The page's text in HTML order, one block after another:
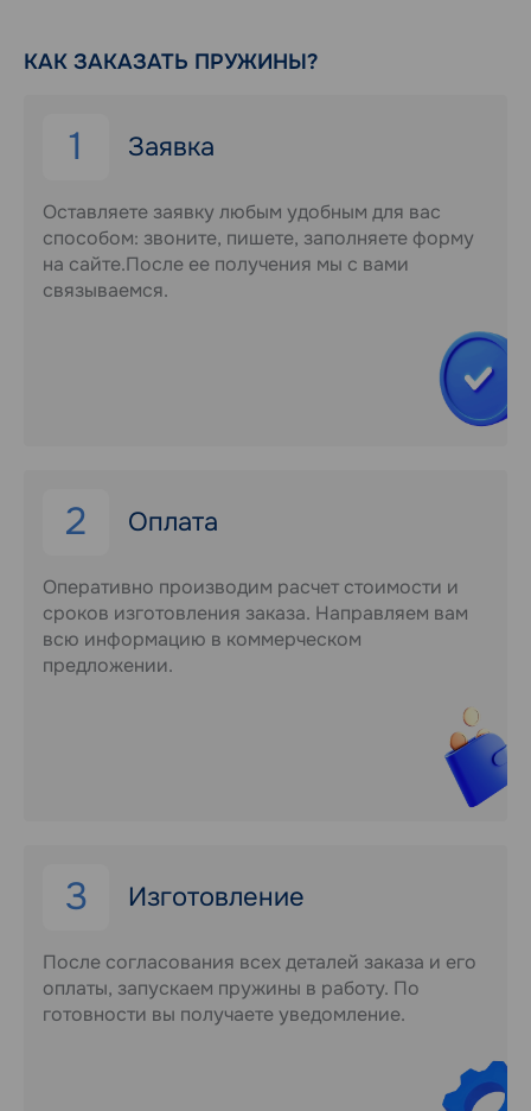
КАК ЗАКАЗАТЬ ПРУЖИНЫ?
1 Заявка
Оставляете заявку любым удобным для вас
способом: звоните, пишете, заполняете форму
на сайте.После ее получения мы с вами
связываемся.
2 Оплата
Оперативно производим расчет стоимости и
сроков изготовления заказа. Направляем вам
всю информацию в коммерческом
предложении.
3 Изготовление
После согласования всех деталей заказа и его
оплаты, запускаем пружины в работу. По
готовности вы получаете уведомление.